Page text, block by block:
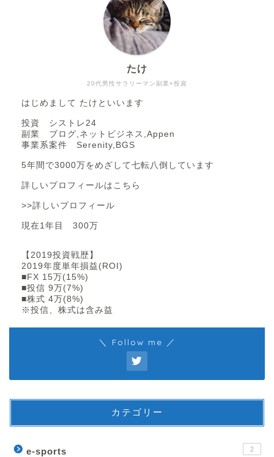
20代男性サラリーマン副業×投資
たけ
はじめまして たけといいます
投資 シストレ24
副業 ブログ,ネットビジネス,Appen
事業系案件 Serenity,BGS
5年間で3000万をめざして七転八倒しています
詳しいプロフィールはこちら
>>詳しいプロフィール
現在1年目 300万
【2019投資戦歴】
2019年度単年損益(ROI)
■FX 15万(15%)
■投信 9万(7%)
■株式 4万(8%)
※投信、株式は含み益
＼ Follow me ／
カテゴリー
e-sports 2